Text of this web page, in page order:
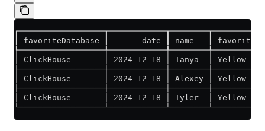
┃ favoriteDatabase ┃       date ┃ name   ┃
│ ClickHouse       │ 2024-12-18 │ Tanya  │
│ ClickHouse       │ 2024-12-18 │ Alexey │
│ ClickHouse       │ 2024-12-18 │ Tyler  │